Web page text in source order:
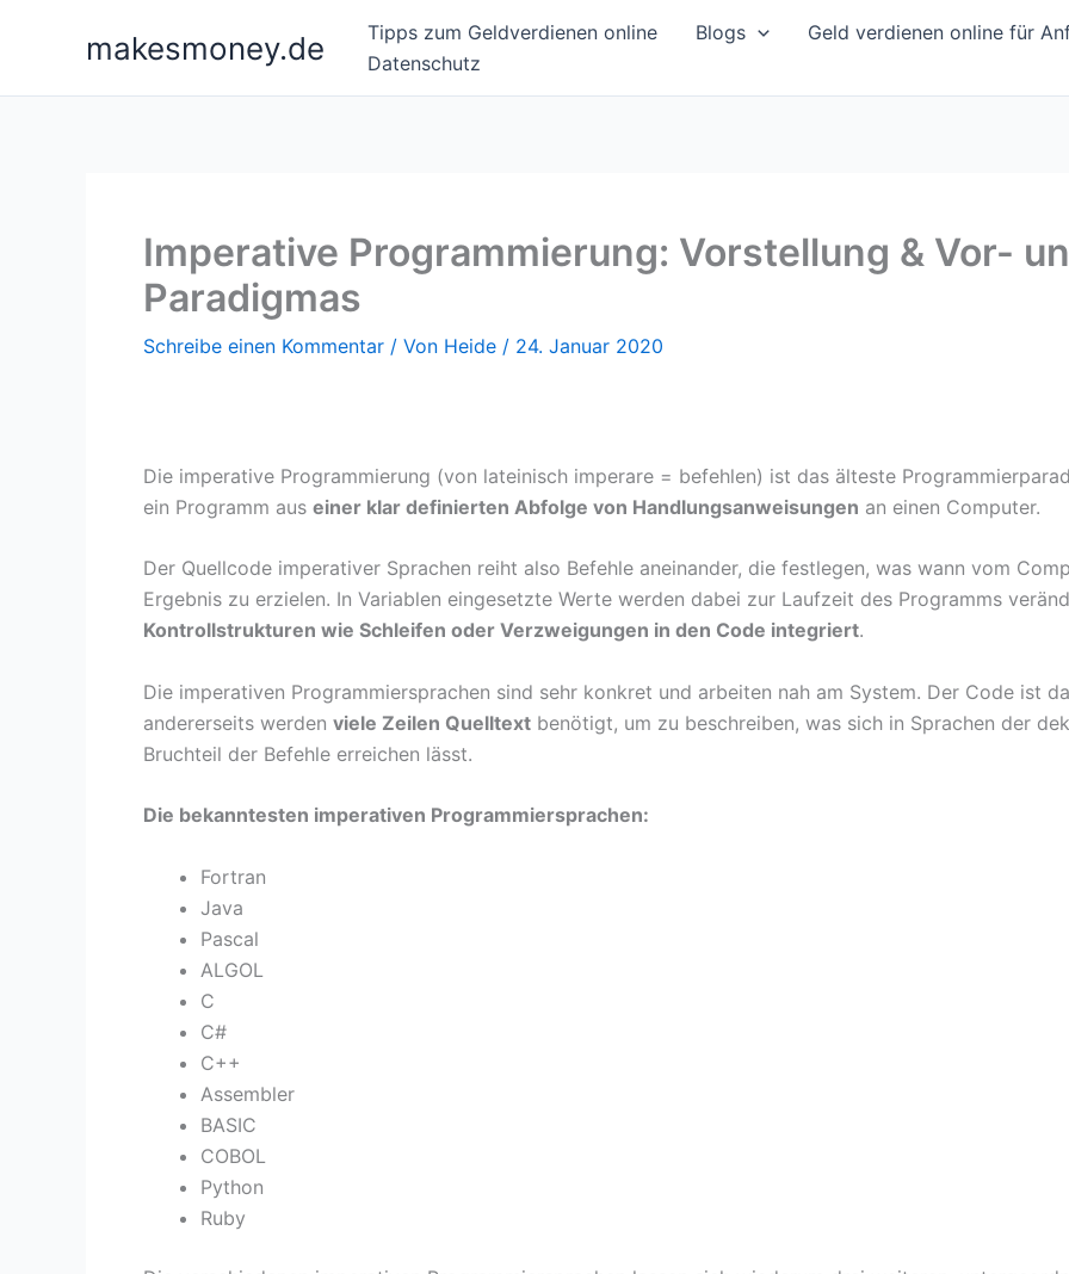
makesmoney.de Tipps zum Geldverdienen online Blogs
Geld verdienen online für
Datenschutz
Imperative Programmierung: Vorstellung & Vor-
Paradigmas
Schreibe einen Kommentar / Von Heide / 24. Januar 2020
Die imperative Programmierung (von lateinisch imperare = befehlen) ist das älteste
ein Programm aus einer klar definierten Abfolge von Handlungsanweisungen an einen Computer.
Der Quellcode imperativer Sprachen reiht also Befehle aneinander, die festlegen, was wann vom
Ergebnis zu erzielen. In Variablen eingesetzte Werte werden dabei zur Laufzeit des Programms
Kontrollstrukturen wie Schleifen oder Verzweigungen in den Code integriert.
Die imperativen Programmiersprachen sind sehr konkret und arbeiten nah am System. Der Code ist
andererseits werden viele Zeilen Quelltext benötigt, um zu beschreiben, was sich in Sprachen der
Bruchteil der Befehle erreichen lässt.
Die bekanntesten imperativen Programmiersprachen:
Fortran
Java
Pascal
ALGOL
C
C#
C++
Assembler
BASIC
COBOL
Python
Ruby